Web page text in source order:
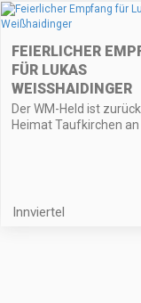
FEIERLICHER
FÜR LUKAS
WEISSHAIDINGER
Der WM-Held ist
Heimat Taufkirchen an
Innviertel